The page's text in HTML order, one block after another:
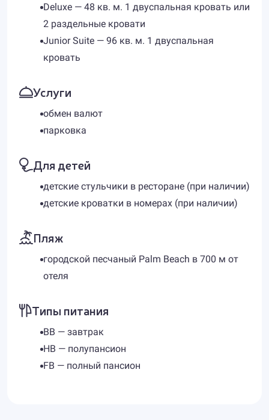
Deluxe — 48 кв. м. 1 двуспальная кровать или
2 раздельные кровати
Junior Suite — 96 кв. м. 1 двуспальная
кровать
Услуги
обмен валют
парковка
Для детей
детские стульчики в ресторане (при наличии)
детские кроватки в номерах (при наличии)
Пляж
городской песчаный Palm Beach в 700 м от
отеля
Типы питания
BB — завтрак
HB — полупансион
FB — полный пансион